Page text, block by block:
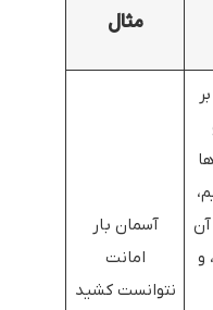
مثال
و
آسمان بار
امانت
نتوانست کشید